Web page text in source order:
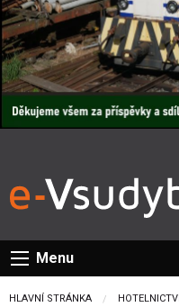
Menu
HLAVNÍ STRÁNKA
HOTELNICTVÍ